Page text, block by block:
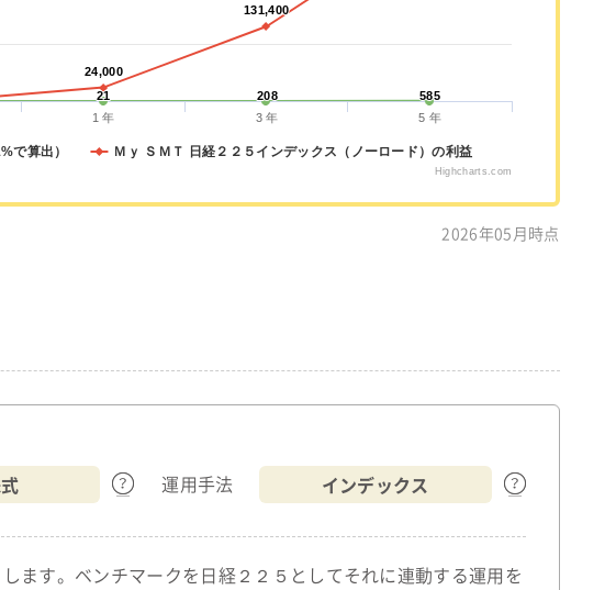
21
21 208
208 585
585
24,000
24,000
131,400
131,400
で算出） Ｍｙ ＳＭＴ 日経２２５インデックス（ノーロード）の利益
1 年 3 年 5 年
Highcharts.com
2026年05月時点
運用手法 インデックス
ます。ベンチマークを日経２２５としてそれに連動する運用を